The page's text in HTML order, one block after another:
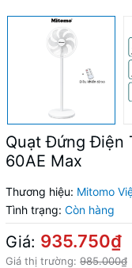
Quạt Đứng Điện
60AE Max
Thương hiệu: Mitomo
Tình trạng: Còn hàng
Giá: 935.750₫
Giá thị trường: 985.000₫